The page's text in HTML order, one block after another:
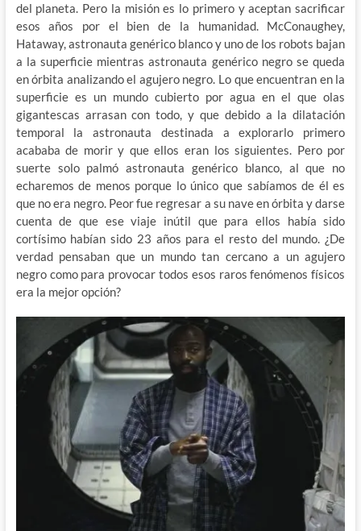
del planeta. Pero la misión es lo primero y aceptan sacrificar
esos años por el bien de la humanidad. McConaughey,
Hataway, astronauta genérico blanco y uno de los robots bajan
a la superficie mientras astronauta genérico negro se queda
en órbita analizando el agujero negro. Lo que encuentran en la
superficie es un mundo cubierto por agua en el que olas
gigantescas arrasan con todo, y que debido a la dilatación
temporal la astronauta destinada a explorarlo primero
acababa de morir y que ellos eran los siguientes. Pero por
suerte solo palmó astronauta genérico blanco, al que no
echaremos de menos porque lo único que sabíamos de él es
que no era negro. Peor fue regresar a su nave en órbita y darse
cuenta de que ese viaje inútil que para ellos había sido
cortísimo habían sido 23 años para el resto del mundo. ¿De
verdad pensaban que un mundo tan cercano a un agujero
negro como para provocar todos esos raros fenómenos físicos
era la mejor opción?